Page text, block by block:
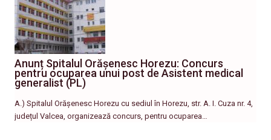
Anunț Spitalul Orășenesc Horezu: Concurs
pentru ocuparea unui post de Asistent medical
generalist (PL)
A.) Spitalul Orășenesc Horezu cu sediul în Horezu, str. A. I. Cuza nr. 4,
județul Valcea, organizează concurs, pentru ocuparea…